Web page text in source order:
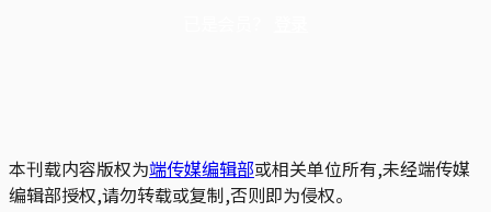
本刊载内容版权为端传媒编辑部或相关单位所有,未经端传媒
编辑部授权,请勿转载或复制,否则即为侵权。